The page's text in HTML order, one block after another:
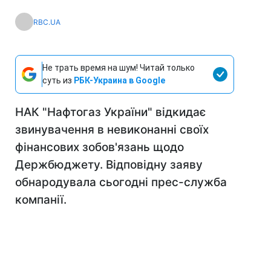
RBC.UA
Не трать время на шум! Читай только
суть из РБК-Украина в Google
НАК "Нафтогаз України" відкидає
звинувачення в невиконанні своїх
фінансових зобов'язань щодо
Держбюджету. Відповідну заяву
обнародувала сьогодні прес-служба
компанії.